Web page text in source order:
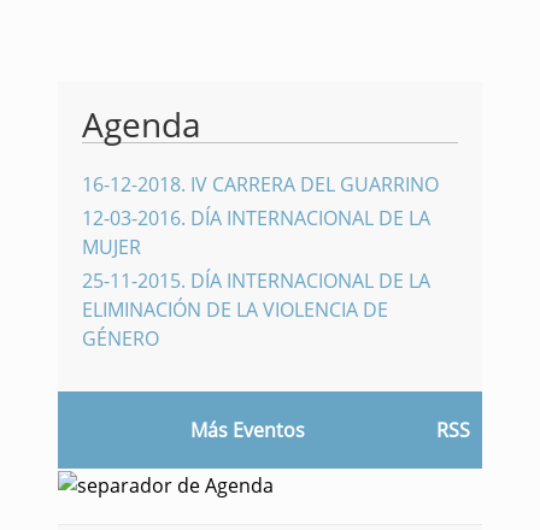
Agenda
16-12-2018. IV CARRERA DEL GUARRINO
12-03-2016. DÍA INTERNACIONAL DE LA
MUJER
25-11-2015. DÍA INTERNACIONAL DE LA
ELIMINACIÓN DE LA VIOLENCIA DE
GÉNERO
Más Eventos RSS